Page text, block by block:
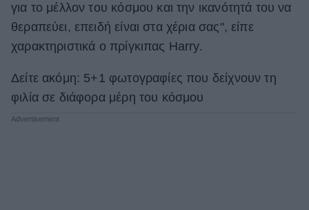
για το μέλλον του κόσμου και την ικανότητά του να
θεραπεύει, επειδή είναι στα χέρια σας", είπε
χαρακτηριστικά ο πρίγκιπας Harry.
Δείτε ακόμη: 5+1 φωτογραφίες που δείχνουν τη
φιλία σε διάφορα μέρη του κόσμου